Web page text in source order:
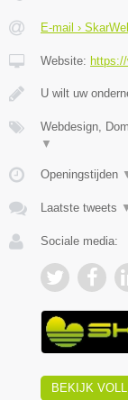
E-mail ›
Website:
U wilt uw
Webdesign,
▼
Openingstijden
Laatste tweets
Sociale media:
BEKIJK